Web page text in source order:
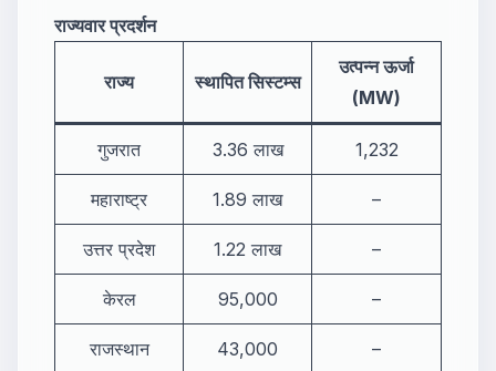
राज्यवार प्रदर्शन
राज्य स्थापित सिस्टम्स
उत्पन्न ऊर्जा
(MW)
गुजरात 3.36 लाख 1,232
महाराष्ट्र 1.89 लाख –
उत्तर प्रदेश 1.22 लाख –
केरल 95,000 –
राजस्थान 43,000
–